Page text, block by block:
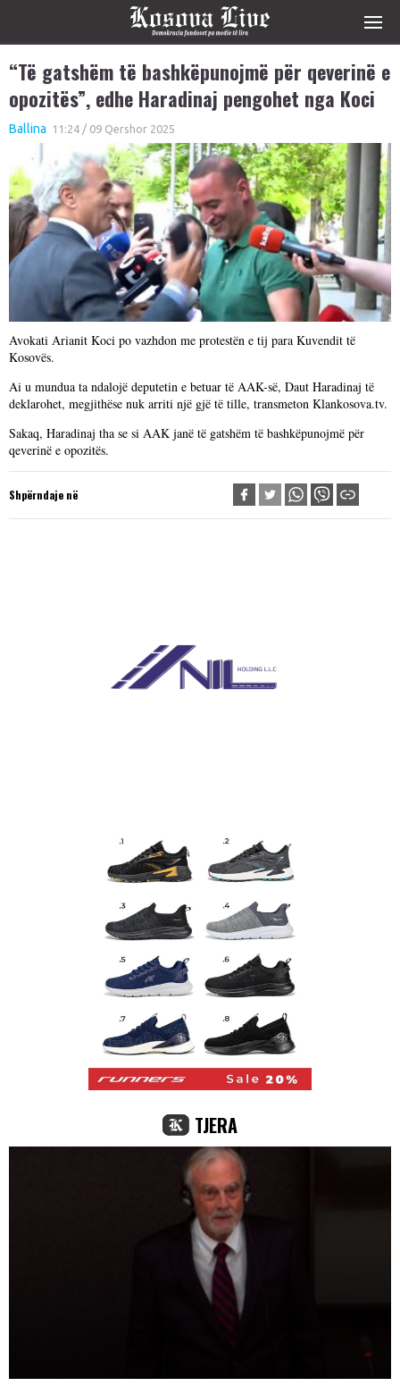
“Të gatshëm të bashkëpunojmë për qeverinë e
opozitës”, edhe Haradinaj pengohet nga Koci
Ballina 11:24 / 09 Qershor 2025
Avokati Arianit Koci po vazhdon me protestën e tij para Kuvendit të
Kosovës.
Ai u mundua ta ndalojë deputetin e betuar të AAK-së, Daut Haradinaj të
deklarohet, megjithëse nuk arriti një gjë të tille, transmeton Klankosova.tv.
Sakaq, Haradinaj tha se si AAK janë të gatshëm të bashkëpunojmë për
qeverinë e opozitës.
Shpërndaje në
TJERA